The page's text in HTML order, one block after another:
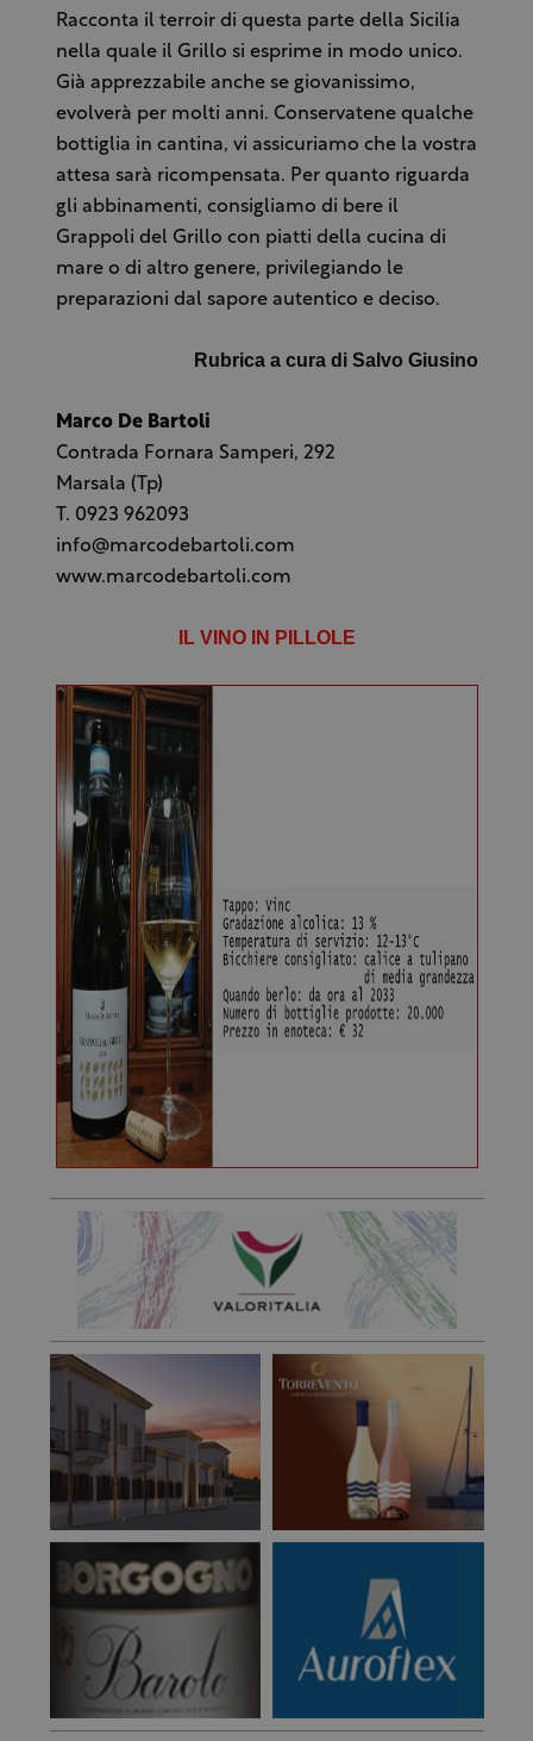
Racconta il terroir di questa parte della Sicilia
nella quale il Grillo si esprime in modo unico.
Già apprezzabile anche se giovanissimo,
evolverà per molti anni. Conservatene qualche
bottiglia in cantina, vi assicuriamo che la vostra
attesa sarà ricompensata. Per quanto riguarda
gli abbinamenti, consigliamo di bere il
Grappoli del Grillo con piatti della cucina di
mare o di altro genere, privilegiando le
preparazioni dal sapore autentico e deciso.
Rubrica a cura di Salvo Giusino
Marco De Bartoli
Contrada Fornara Samperi, 292
Marsala (Tp)
T. 0923 962093
info@marcodebartoli.com
www.marcodebartoli.com
IL VINO IN PILLOLE